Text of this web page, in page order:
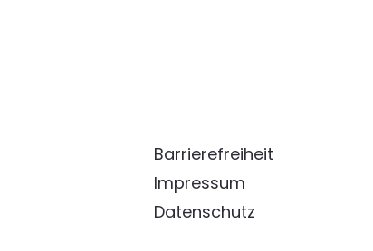
Barrierefreiheit
Impressum
Datenschutz